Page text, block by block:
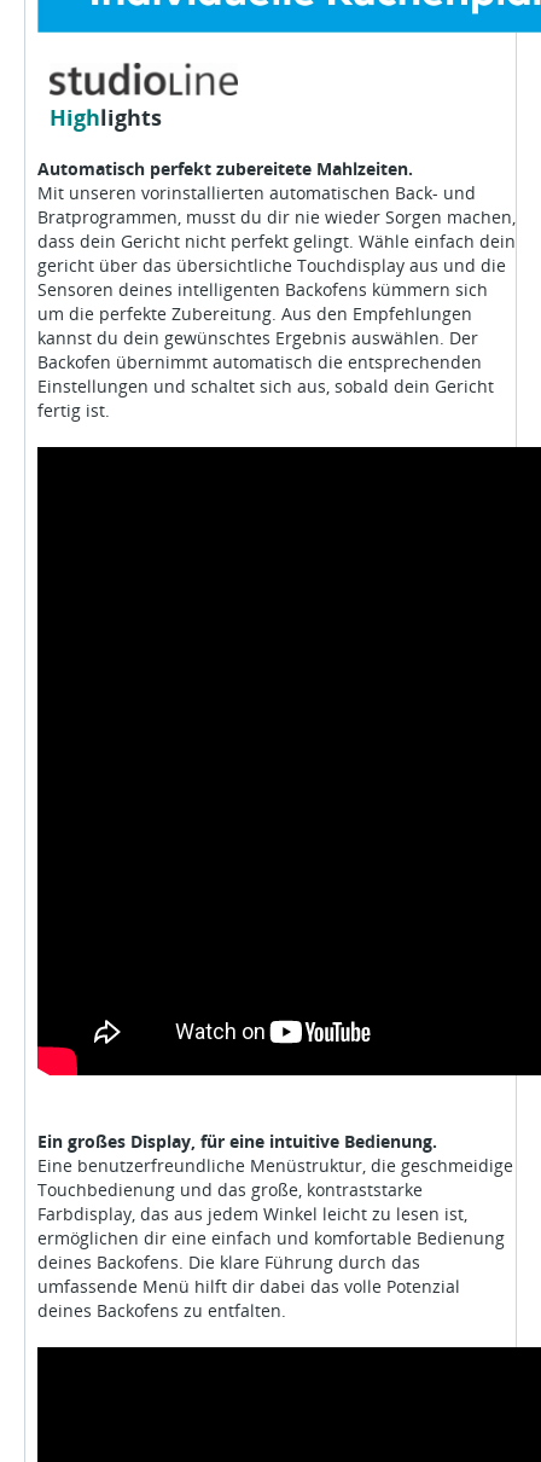
Highlights
Automatisch perfekt zubereitete Mahlzeiten.
Mit unseren vorinstallierten automatischen Back- und
Bratprogrammen, musst du dir nie wieder Sorgen machen,
dass dein Gericht nicht perfekt gelingt. Wähle einfach dein
gericht über das übersichtliche Touchdisplay aus und die
Sensoren deines intelligenten Backofens kümmern sich
um die perfekte Zubereitung. Aus den Empfehlungen
kannst du dein gewünschtes Ergebnis auswählen. Der
Backofen übernimmt automatisch die entsprechenden
Einstellungen und schaltet sich aus, sobald dein Gericht
fertig ist.
Ein großes Display, für eine intuitive Bedienung.
Eine benutzerfreundliche Menüstruktur, die geschmeidige
Touchbedienung und das große, kontraststarke
Farbdisplay, das aus jedem Winkel leicht zu lesen ist,
ermöglichen dir eine einfach und komfortable Bedienung
deines Backofens. Die klare Führung durch das
umfassende Menü hilft dir dabei das volle Potenzial
deines Backofens zu entfalten.